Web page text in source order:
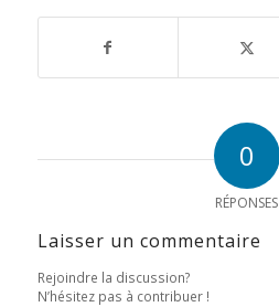
0
RÉPONSES
Laisser un commentaire
Rejoindre la discussion?
N’hésitez pas à contribuer !